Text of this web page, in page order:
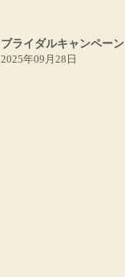
ブライダルキャンペーン
2025年09月28日